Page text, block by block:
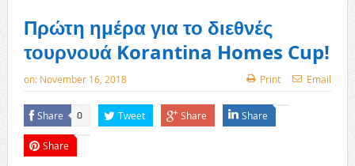
Πρώτη ημέρα για το διεθνές
τουρνουά Korantina Homes Cup!
on: November 16, 2018 Print Email
Share 0 Tweet Share Share
Share